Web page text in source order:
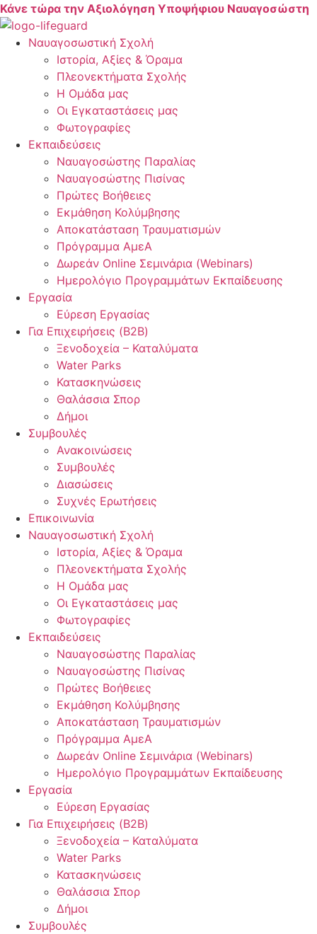
Skip
to
content
Κάνε τώρα την Αξιολόγηση Υποψήφιου Ναυαγοσώστη
Ναυαγοσωστική Σχολή
Ιστορία, Αξίες & Όραμα
Πλεονεκτήματα Σχολής
Η Ομάδα μας
Οι Εγκαταστάσεις μας
Φωτογραφίες
Εκπαιδεύσεις
Ναυαγοσώστης Παραλίας
Ναυαγοσώστης Πισίνας
Πρώτες Βοήθειες
Εκμάθηση Κολύμβησης
Αποκατάσταση Τραυματισμών
Πρόγραμμα ΑμεΑ
Δωρεάν Online Σεμινάρια (Webinars)
Ημερολόγιο Προγραμμάτων Εκπαίδευσης
Εργασία
Εύρεση Εργασίας
Για Επιχειρήσεις (B2B)
Ξενοδοχεία – Καταλύματα
Water Parks
Κατασκηνώσεις
Θαλάσσια Σπορ
Δήμοι
Συμβουλές
Ανακοινώσεις
Συμβουλές
Διασώσεις
Συχνές Ερωτήσεις
Επικοινωνία
Ναυαγοσωστική Σχολή
Ιστορία, Αξίες & Όραμα
Πλεονεκτήματα Σχολής
Η Ομάδα μας
Οι Εγκαταστάσεις μας
Φωτογραφίες
Εκπαιδεύσεις
Ναυαγοσώστης Παραλίας
Ναυαγοσώστης Πισίνας
Πρώτες Βοήθειες
Εκμάθηση Κολύμβησης
Αποκατάσταση Τραυματισμών
Πρόγραμμα ΑμεΑ
Δωρεάν Online Σεμινάρια (Webinars)
Ημερολόγιο Προγραμμάτων Εκπαίδευσης
Εργασία
Εύρεση Εργασίας
Για Επιχειρήσεις (B2B)
Ξενοδοχεία – Καταλύματα
Water Parks
Κατασκηνώσεις
Θαλάσσια Σπορ
Δήμοι
Συμβουλές